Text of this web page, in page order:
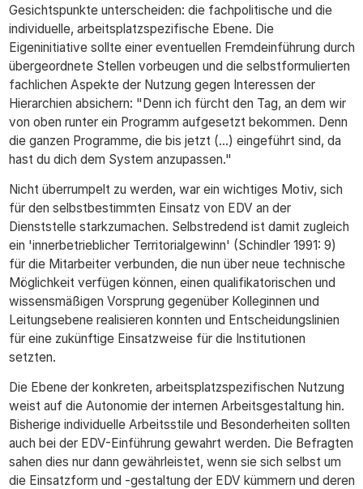
Gesichtspunkte unterscheiden: die fachpolitische und die
individuelle, arbeitsplatzspezifische Ebene. Die
Eigeninitiative sollte einer eventuellen Fremdeinführung durch
übergeordnete Stellen vorbeugen und die selbstformulierten
fachlichen Aspekte der Nutzung gegen Interessen der
Hierarchien absichern: "Denn ich fürcht den Tag, an dem wir
von oben runter ein Programm aufgesetzt bekommen. Denn
die ganzen Programme, die bis jetzt (...) eingeführt sind, da
hast du dich dem System anzupassen."
Nicht überrumpelt zu werden, war ein wichtiges Motiv, sich
für den selbstbestimmten Einsatz von EDV an der
Dienststelle starkzumachen. Selbstredend ist damit zugleich
ein 'innerbetrieblicher Territorialgewinn' (Schindler 1991: 9)
für die Mitarbeiter verbunden, die nun über neue technische
Möglichkeit verfügen können, einen qualifikatorischen und
wissensmäßigen Vorsprung gegenüber Kolleginnen und
Leitungsebene realisieren konnten und Entscheidungslinien
für eine zukünftige Einsatzweise für die Institutionen
setzten.
Die Ebene der konkreten, arbeitsplatzspezifischen Nutzung
weist auf die Autonomie der internen Arbeitsgestaltung hin.
Bisherige individuelle Arbeitsstile und Besonderheiten sollten
auch bei der EDV-Einführung gewahrt werden. Die Befragten
sahen dies nur dann gewährleistet, wenn sie sich selbst um
die Einsatzform und -gestaltung der EDV kümmern und deren